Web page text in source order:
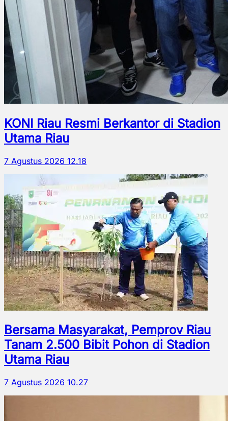
KONI Riau Resmi Berkantor di Stadion
Utama Riau
7 Agustus 2026 12.18
Bersama Masyarakat, Pemprov Riau
Tanam 2.500 Bibit Pohon di Stadion
Utama Riau
7 Agustus 2026 10.27